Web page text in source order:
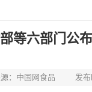
等六部门公
：中国网食品 发